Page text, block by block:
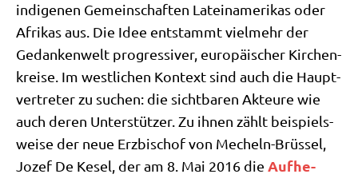
indi­ge­nen Gemein­schaf­ten Latein­ame­ri­kas oder
Afri­kas aus. Die Idee ent­stammt viel­mehr der
Gedan­ken­welt pro­gres­si­ver, euro­päi­scher Kir­chen­
krei­se. Im west­li­chen Kon­text sind auch die Haupt­
ver­tre­ter zu suchen: die sicht­ba­ren Akteu­re wie
auch deren Unter­stüt­zer. Zu ihnen zählt bei­spiels­
wei­se der neue Erz­bi­schof von Mecheln-Brüs­sel,
Jozef De Kesel, der am 8. Mai 2016 die Auf­he­